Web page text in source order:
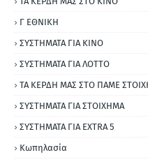
Γ ΕΘΝΙΚΗ
ΣΥΣΤΗΜΑΤΑ ΓΙΑ ΚΙΝΟ
ΣΥΣΤΗΜΑΤΑ ΓΙΑ ΛΟΤΤΟ
ΤΑ ΚΕΡΔΗ ΜΑΣ ΣΤΟ ΠΑΜΕ
ΣΥΣΤΗΜΑΤΑ ΓΙΑ ΣΤΟΙΧΗΜΑ
ΣΥΣΤΗΜΑΤΑ ΓΙΑ ΕΧΤRΑ 5
Κωπηλασία